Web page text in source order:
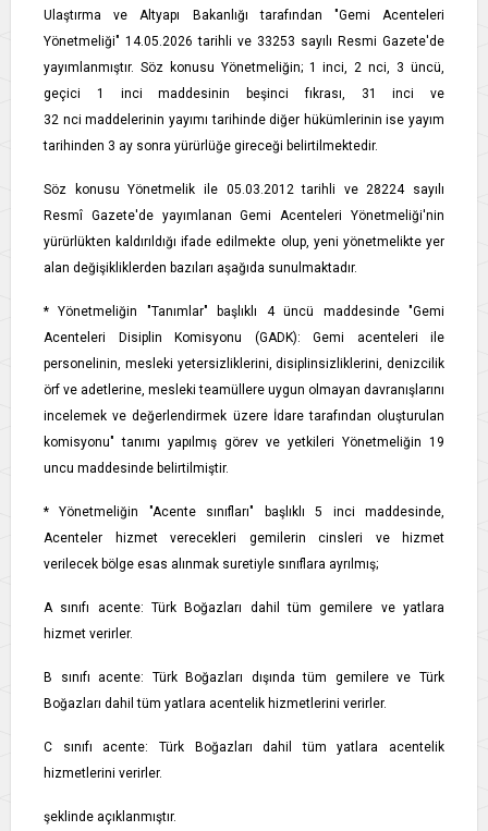
Ulaştırma ve Altyapı Bakanlığı tarafından "Gemi Acenteleri
Yönetmeliği" 14.05.2026 tarihli ve 33253 sayılı Resmi Gazete'de
yayımlanmıştır. Söz konusu Yönetmeliğin; 1 inci, 2 nci, 3 üncü,
geçici 1 inci maddesinin beşinci fıkrası, 31 inci ve
32 nci maddelerinin yayımı tarihinde diğer hükümlerinin ise yayım
tarihinden 3 ay sonra yürürlüğe gireceği belirtilmektedir.
Söz konusu Yönetmelik ile 05.03.2012 tarihli ve 28224 sayılı
Resmî Gazete'de yayımlanan Gemi Acenteleri Yönetmeliği'nin
yürürlükten kaldırıldığı ifade edilmekte olup, yeni yönetmelikte yer
alan değişikliklerden bazıları aşağıda sunulmaktadır.
* Yönetmeliğin "Tanımlar" başlıklı 4 üncü maddesinde "Gemi
Acenteleri Disiplin Komisyonu (GADK): Gemi acenteleri ile
personelinin, mesleki yetersizliklerini, disiplinsizliklerini, denizcilik
örf ve adetlerine, mesleki teamüllere uygun olmayan davranışlarını
incelemek ve değerlendirmek üzere İdare tarafından oluşturulan
komisyonu" tanımı yapılmış görev ve yetkileri Yönetmeliğin 19
uncu maddesinde belirtilmiştir.
* Yönetmeliğin "Acente sınıfları" başlıklı 5 inci maddesinde,
Acenteler hizmet verecekleri gemilerin cinsleri ve hizmet
verilecek bölge esas alınmak suretiyle sınıflara ayrılmış;
A sınıfı acente: Türk Boğazları dahil tüm gemilere ve yatlara
hizmet verirler.
B sınıfı acente: Türk Boğazları dışında tüm gemilere ve Türk
Boğazları dahil tüm yatlara acentelik hizmetlerini verirler.
C sınıfı acente: Türk Boğazları dahil tüm yatlara acentelik
hizmetlerini verirler.
şeklinde açıklanmıştır.